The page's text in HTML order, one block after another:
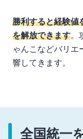
勝利すると経験値
を解放できます。
ゃんこなどバリエ
響してきます。
全国統一